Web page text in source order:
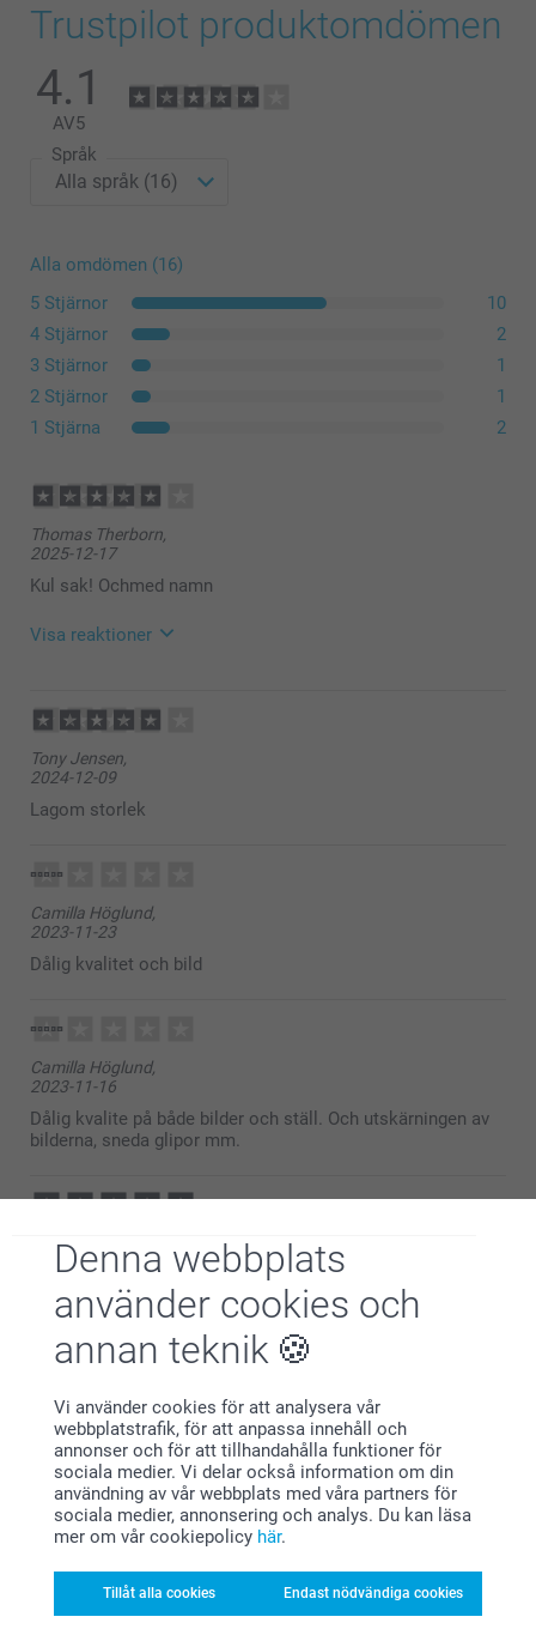
Denna webbplats
använder cookies och
annan teknik
Vi använder cookies för att analysera vår
webbplatstrafik, för att anpassa innehåll och
annonser och för att tillhandahålla funktioner för
sociala medier. Vi delar också information om din
användning av vår webbplats med våra partners för
sociala medier, annonsering och analys. Du kan läsa
mer om vår cookiepolicy här.
Tillåt alla cookies Endast nödvändiga cookies
Trustpilot produktomdömen
4.1
AV5
Språk
Alla omdömen (16)
5 Stjärnor
10
4 Stjärnor
2
3 Stjärnor
1
2 Stjärnor
1
1 Stjärna
2
Thomas Therborn,
2025-12-17
Kul sak! Ochmed namn
Visa reaktioner
14:39
Hej Thomas,
Stort tack för ⭐️⭐️⭐️⭐️ och omdöme, kul att du är nöjd
med ditt pennställ, det är så trevligt att kunna ha en
ställ med egen design/bild framme och njuta av den
Tony Jensen,
2024-12-09
Lagom storlek
Camilla Höglund,
2023-11-23
Dålig kvalitet och bild
Camilla Höglund,
2023-11-16
Dålig kvalite på både bilder och ställ. Och utskärningen av
bilderna, sneda glipor mm.
Angelica Velke,
2023-02-09
Är nöjd och tycker att den blev bra
Relaterade produkter
Pennfodral
(17 omdömen)
Skrivbordsunderlägg
199,00
(4 omdömen)